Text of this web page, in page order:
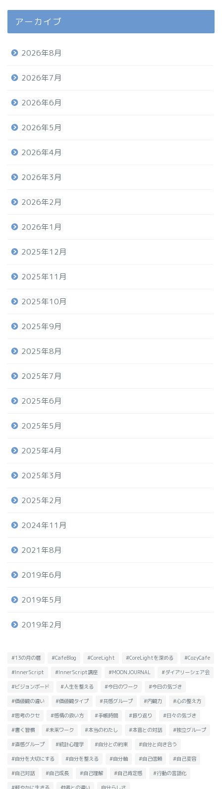
アーカイブ
2026年8月
2026年7月
2026年6月
2026年5月
2026年4月
2026年3月
2026年2月
2026年1月
2025年12月
2025年11月
2025年10月
2025年9月
2025年8月
2025年7月
2025年6月
2025年5月
2025年4月
2025年3月
2025年2月
2024年11月
2021年8月
2019年6月
2019年5月
2019年2月
#13の月の暦 #CafeBlog #CoreLight #CoreLightを深める #CozyCafe
#InnerScript #InnerScript講座 #MOONJOURNAL #ダイアリーシェア会
#ビジョンボード #人生を整える #今日のワーク #今日の気づき
#価値観の違い #価値観タイプ #共感グループ #内観力 #心の整え方
#思考のクセ #感情の扱い方 #手帳時間 #振り返り #日々の気づき
#書く習慣 #未来ワーク #本当のわたし #本音との対話 #独立グループ
#直感グループ #統計心理学 #自分との約束 #自分と向き合う
#自分を大切にする #自分を整える #自分軸 #自己信頼 #自己変容
#自己対話 #自己成長 #自己理解 #自己肯定感 #行動の言語化
#軽やかに生きる 他者との違い 自分らしさ